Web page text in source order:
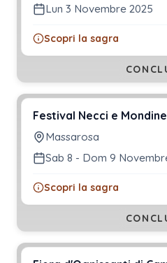
Lun 3 Novembre 2025
Scopri la sagra
Festival Necci e Mondine
Massarosa
Sab 8 - Dom 9
Scopri la sagra